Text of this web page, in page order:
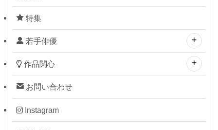
特集
若手俳優
作品関心
お問い合わせ
Instagram